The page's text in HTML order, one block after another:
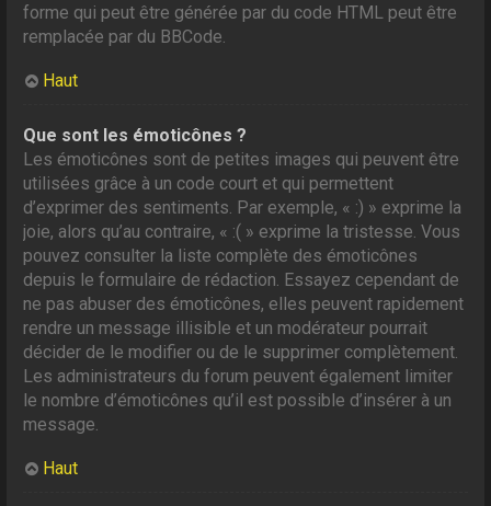
forme qui peut être générée par du code HTML peut être
remplacée par du BBCode.
Haut
Que sont les émoticônes ?
Les émoticônes sont de petites images qui peuvent être
utilisées grâce à un code court et qui permettent
d’exprimer des sentiments. Par exemple, « :) » exprime la
joie, alors qu’au contraire, « :( » exprime la tristesse. Vous
pouvez consulter la liste complète des émoticônes
depuis le formulaire de rédaction. Essayez cependant de
ne pas abuser des émoticônes, elles peuvent rapidement
rendre un message illisible et un modérateur pourrait
décider de le modifier ou de le supprimer complètement.
Les administrateurs du forum peuvent également limiter
le nombre d’émoticônes qu’il est possible d’insérer à un
message.
Haut